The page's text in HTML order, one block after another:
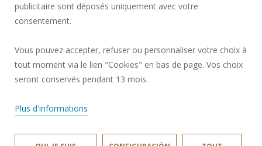
¡Únete a nosotros!
publicitaire sont déposés uniquement avec votre
consentement.
Vous pouvez accepter, refuser ou personnaliser votre choix à
tout moment via le lien "Cookies" en bas de page. Vos choix
seront conservés pendant 13 mois.
Plus d'informations